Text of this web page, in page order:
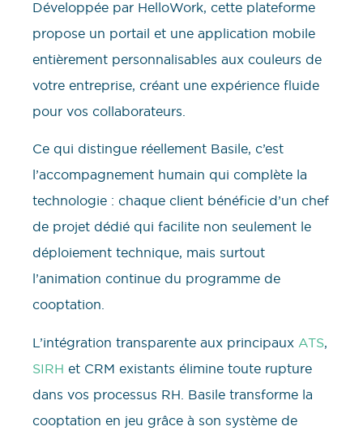
Développée par HelloWork, cette plateforme
propose un portail et une application mobile
entièrement personnalisables aux couleurs de
votre entreprise, créant une expérience fluide
pour vos collaborateurs.
Ce qui distingue réellement Basile, c’est
l’accompagnement humain qui complète la
technologie : chaque client bénéficie d’un chef
de projet dédié qui facilite non seulement le
déploiement technique, mais surtout
l’animation continue du programme de
cooptation.
L’intégration transparente aux principaux ATS,
SIRH et CRM existants élimine toute rupture
dans vos processus RH. Basile transforme la
cooptation en jeu grâce à son système de